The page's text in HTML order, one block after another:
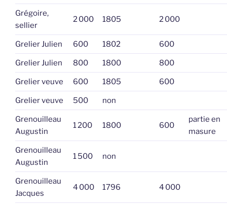
Grégoire,
sellier
2 000 1805 2 000
Grelier Julien 600 1802 600
Grelier Julien 800 1800 800
Grelier veuve 600 1805 600
Grelier veuve 500 non
Grenouilleau
Augustin
1 200 1800 600
partie en
masure
Grenouilleau
Augustin
1 500 non
Grenouilleau
Jacques
4 000 1796 4 000